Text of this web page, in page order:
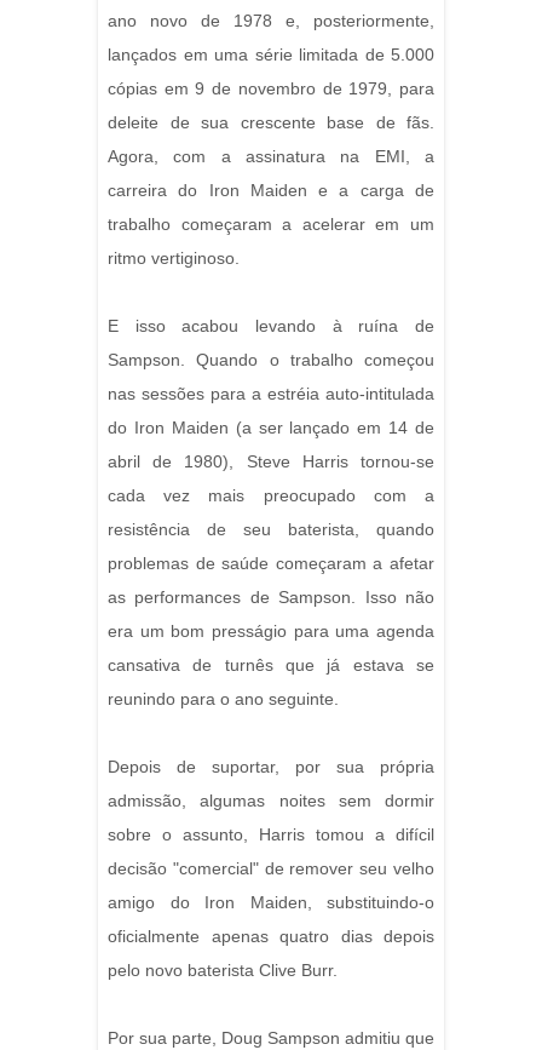
ano novo de 1978 e, posteriormente,
lançados em uma série limitada de 5.000
cópias em 9 de novembro de 1979, para
deleite de sua crescente base de fãs.
Agora, com a assinatura na EMI, a
carreira do Iron Maiden e a carga de
trabalho começaram a acelerar em um
ritmo vertiginoso.
E isso acabou levando à ruína de
Sampson. Quando o trabalho começou
nas sessões para a estréia auto-intitulada
do Iron Maiden (a ser lançado em 14 de
abril de 1980), Steve Harris tornou-se
cada vez mais preocupado com a
resistência de seu baterista, quando
problemas de saúde começaram a afetar
as performances de Sampson. Isso não
era um bom presságio para uma agenda
cansativa de turnês que já estava se
reunindo para o ano seguinte.
Depois de suportar, por sua própria
admissão, algumas noites sem dormir
sobre o assunto, Harris tomou a difícil
decisão "comercial" de remover seu velho
amigo do Iron Maiden, substituindo-o
oficialmente apenas quatro dias depois
pelo novo baterista Clive Burr.
Por sua parte, Doug Sampson admitiu que